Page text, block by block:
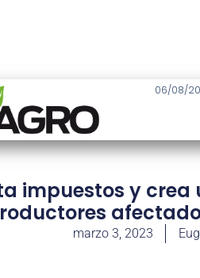
06/08/
impuestos y
marzo 3, 2023